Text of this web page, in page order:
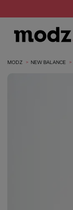
MODZ NEW BALANCE